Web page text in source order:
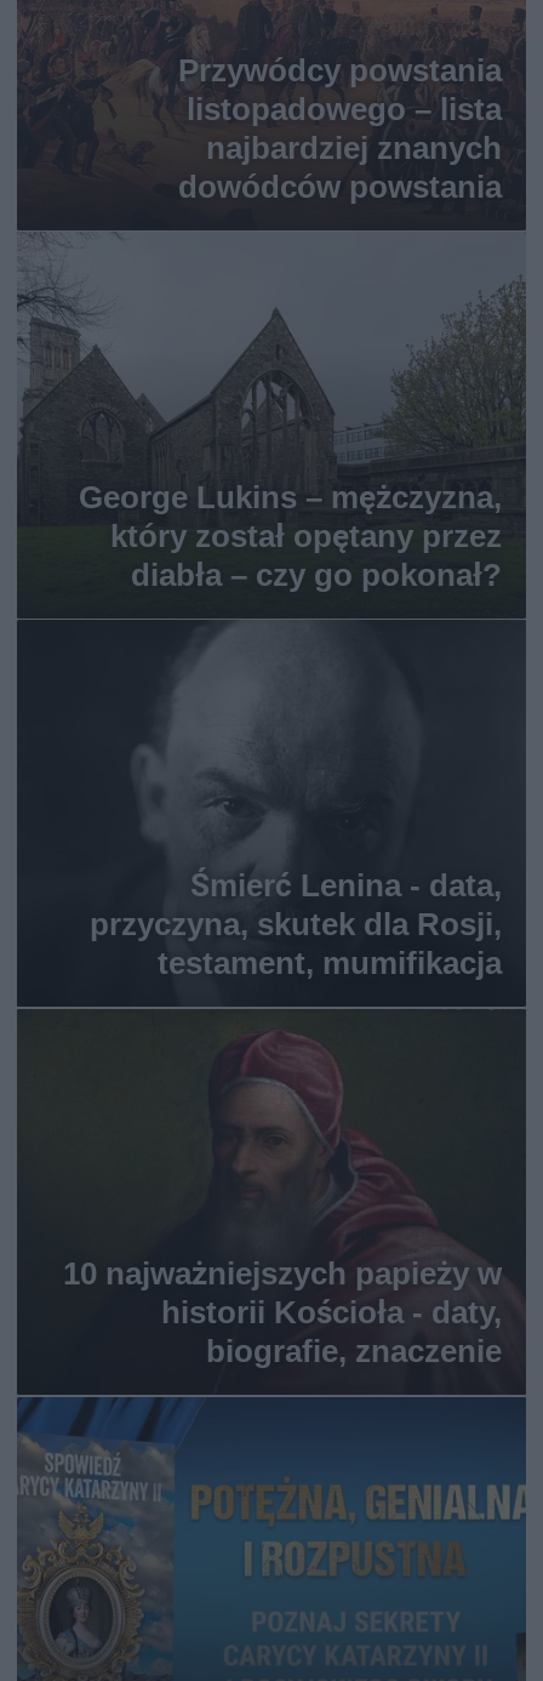
Przywódcy powstania
listopadowego – lista
najbardziej znanych
dowódców powstania
George Lukins – mężczyzna,
który został opętany przez
diabła – czy go pokonał?
Śmierć Lenina - data,
przyczyna, skutek dla Rosji,
testament, mumifikacja
10 najważniejszych papieży w
historii Kościoła - daty,
biografie, znaczenie